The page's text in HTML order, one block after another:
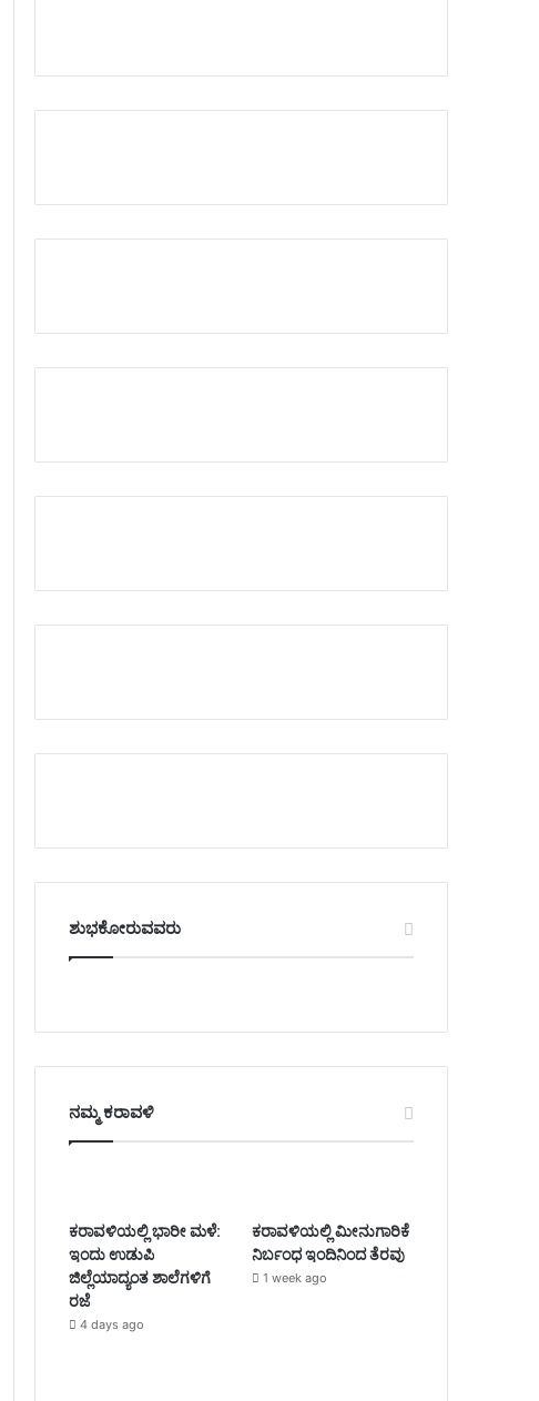
ಶುಭಕೋರುವವರು
ನಮ್ಮ ಕರಾವಳಿ
ಕರಾವಳಿಯಲ್ಲಿ ಭಾರೀ ಮಳೆ:
ಇಂದು ಉಡುಪಿ
ಜಿಲ್ಲೆಯಾದ್ಯಂತ ಶಾಲೆಗಳಿಗೆ
ರಜೆ
4 days ago
ಕರಾವಳಿಯಲ್ಲಿ ಮೀನುಗಾರಿಕೆ
ನಿರ್ಬಂಧ ಇಂದಿನಿಂದ ತೆರವು
1 week ago